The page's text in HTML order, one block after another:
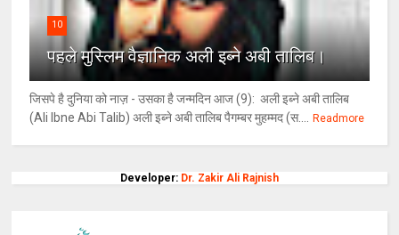
10
पहले मुस्लिम वैज्ञानिक अली इब्ने अबी तालिब।
जिसपे है दुनिया को नाज़ - उसका है जन्मदिन आज (9): अली इब्ने अबी तालिब
(Ali Ibne Abi Talib) अली इब्ने अबी तालिब पैगम्बर मुहम्मद (स....
Readmore
Developer: Dr. Zakir Ali Rajnish